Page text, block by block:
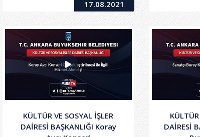
17.08.2021
KÜLTÜR VE SOSYAL İŞLER
DAİRESİ BAŞKANLIĞI Koray
DAİRESİ